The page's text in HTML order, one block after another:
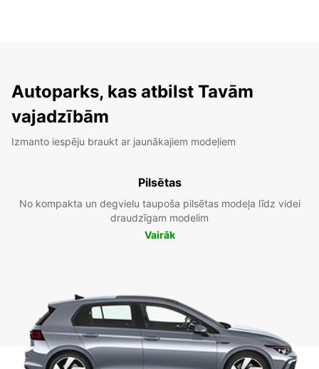
Autoparks, kas atbilst Tavām
vajadzībām
Izmanto iespēju braukt ar jaunākajiem modeļiem
Pilsētas
No kompakta un degvielu taupoša pilsētas modeļa līdz videi
draudzīgam modelim
Vairāk